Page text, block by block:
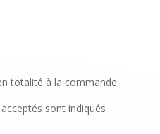
totalité à la commande.
sont indiqués